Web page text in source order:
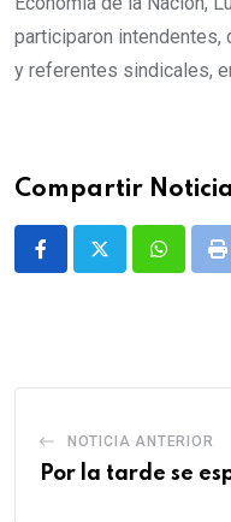
participaron
y referentes sindicales,
Compartir
Whatsapp
NOTICIA ANTERIOR
Por la tarde se